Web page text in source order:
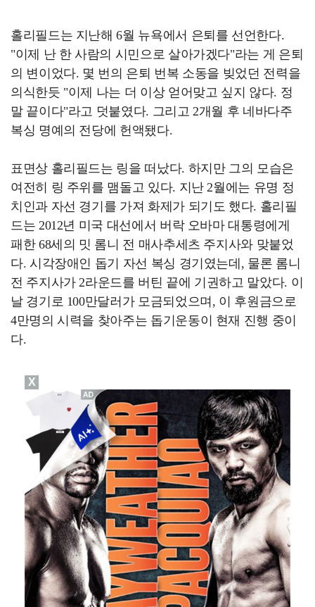
홀리필드는 지난해 6월 뉴욕에서 은퇴를 선언한다.
"이제 난 한 사람의 시민으로 살아가겠다"라는 게 은퇴
의 변이었다. 몇 번의 은퇴 번복 소동을 빚었던 전력을
의식한듯 "이제 나는 더 이상 얻어맞고 싶지 않다. 정
말 끝이다"라고 덧붙였다. 그리고 2개월 후 네바다주
복싱 명예의 전당에 헌액됐다.
표면상 홀리필드는 링을 떠났다. 하지만 그의 모습은
여전히 링 주위를 맴돌고 있다. 지난 2월에는 유명 정
치인과 자선 경기를 가져 화제가 되기도 했다. 홀리필
드는 2012년 미국 대선에서 버락 오바마 대통령에게
패한 68세의 밋 롬니 전 매사추세츠 주지사와 맞붙었
다. 시각장애인 돕기 자선 복싱 경기였는데, 물론 롬니
전 주지사가 2라운드를 버틴 끝에 기권하고 말았다. 이
날 경기로 100만달러가 모금되었으며, 이 후원금으로
4만명의 시력을 찾아주는 돕기운동이 현재 진행 중이
다.
X